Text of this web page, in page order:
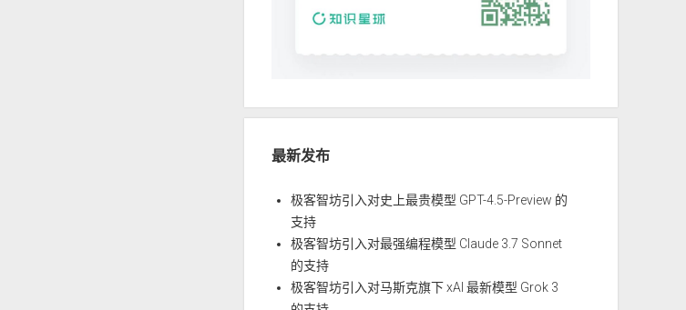
最新发布
极客智坊引入对史上最贵模型 GPT-4.5-Preview 的
支持
极客智坊引入对最强编程模型 Claude 3.7 Sonnet
的支持
极客智坊引入对马斯克旗下 xAI 最新模型 Grok 3